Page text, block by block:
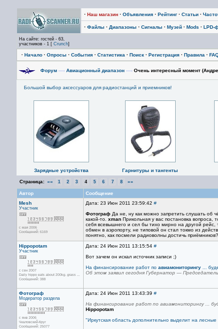
· Наш магазин · Объявления · Рейтинг · Статьи ·
· Файлы · Диапазоны · Сигналы · Музей · Mods · LPD-
На сайте: гостей - 63,
участников - 1 [ Crunch]
· Начало · Опросы · События · Статистика · Поиск · Регистрация · Правила ·
Форум —› Авиационный диапазон —› Очень интересный момент
Большой выбор аксессуаров для радиостанций и приемников!
Зарядные устройства Гарнитуры и тангенты
Страница: «« 1 2 3 4 5 6 7 8 »»
Автор
Сообщение
Mesh
Участник
с мая 2006
Сообщений: 6169
Дата: 23 Июн 2011 23:59:42 #
Фотограф Да не, ну как можно запретить слушать об
какой-то. xman Прикольная у вас постановка вопроса,
себя всевышнего и сел бы тихо мирно на другой
обмен в аэропорту, не типовой он стал токмо из
понятно, как посмели радиоволны достичь
Hippopotam
Участник
с сен 2007
Daily hippo eats about 200kg. grass ...
Сообщений: 388
Дата: 24 Июн 2011 13:15:54 #
Вот зачем он искал источник записи ;)
На финансирование работ по авиамониторингу ...
Об этом заявил сегодня Губернатор —
Фотограф
Модератор раздела
с янв 2006
Чкаловский-Круг
Сообщений: 25077
Дата: 24 Июн 2011 13:43:39 #
На финансирование работ по авиамониторингу ...
Hippopotam
"Иркутская область дополнительно выделит на